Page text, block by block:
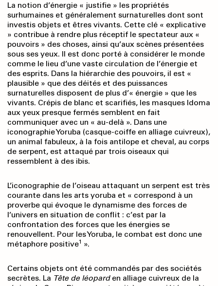
La notion d’énergie « justifie » les propriétés
surhumaines et généralement surnaturelles dont sont
investis objets et êtres vivants. Cette clé « explicative
» contribue à rendre plus réceptif le spectateur aux «
pouvoirs » des choses, ainsi qu’aux scènes présentées
sous ses yeux. Il est donc porté à considérer le monde
comme le lieu d’une vaste circulation de l’énergie et
des esprits. Dans la hiérarchie des pouvoirs, il est «
plausible » que des déités et des puissances
surnaturelles disposent de plus d’« énergie » que les
vivants. Crépis de blanc et scarifiés, les masques Idoma
aux yeux presque fermés semblent en fait
communiquer avec un « au-delà ». Dans une
iconographie Yoruba (casque-coiffe en alliage cuivreux),
un animal fabuleux, à la fois antilope et cheval, au corps
de serpent, est attaqué par trois oiseaux qui
ressemblent à des ibis.
L’iconographie de l’oiseau attaquant un serpent est très
courante dans les arts yoruba et « correspond à un
proverbe qui évoque le dynamisme des forces de
l’univers en situation de conflit : c’est par la
confrontation des forces que les énergies se
renouvellent. Pour les Yoruba, le combat est donc une
métaphore positive1 ».
Certains objets ont été commandés par des sociétés
secrètes. La Tête de léoparden alliage cuivreux de la